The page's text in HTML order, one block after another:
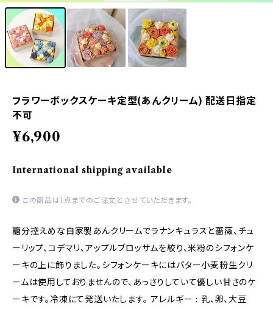
フラワーボックスケーキ定型(あんクリーム) 配送日指定
不可
¥6,900
International shipping available
この商品は1点までのご注文とさせていただきます。
糖分控えめな自家製あんクリームでラナンキュラスと薔薇、チュ
ーリップ、コデマリ、アップルブロッサムを絞り、米粉のシフォンケ
ーキの上に飾りました。シフォンケーキにはバター小麦粉生クリ
ームは使用しておりませんので、あっさりしていて優しい甘さのケ
ーキです。冷凍にて発送いたします。 アレルギー : 乳、卵、大豆